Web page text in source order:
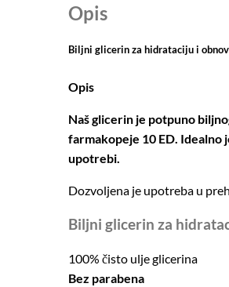
Opis
Biljni glicerin za hidrataciju i
Opis
Naš glicerin je potpuno
farmakopeje 10 ED. Idealno
upotrebi.
Dozvoljena je upotreba u
Biljni glicerin za
100% čisto ulje glicerina
Bez parabena